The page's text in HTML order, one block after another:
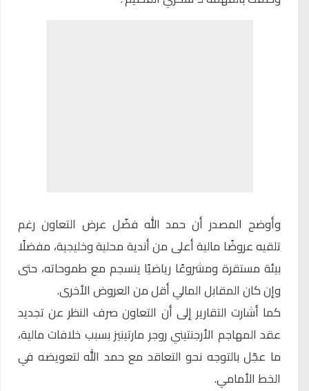
وأوضح المصدر أن حمد الله فضّل عرض التعاون رغم
تلقيه عروضًا مالية أعلى من أندية محلية وخليجية، مفضلًا
بيئة مستقرة ومشروعًا رياضيًا ينسجم مع طموحاته، حتى
وإن كان المقابل المالي أقل من العروض الأخرى.
كما أشارت التقارير إلى أن التعاون صرف النظر عن تجديد
عقد المهاجم الأرجنتيني روجر مارتينيز بسبب خلافات مالية،
ما عجّل بالتوجه نحو التعاقد مع حمد الله لتعويضه في
الخط الأمامي.